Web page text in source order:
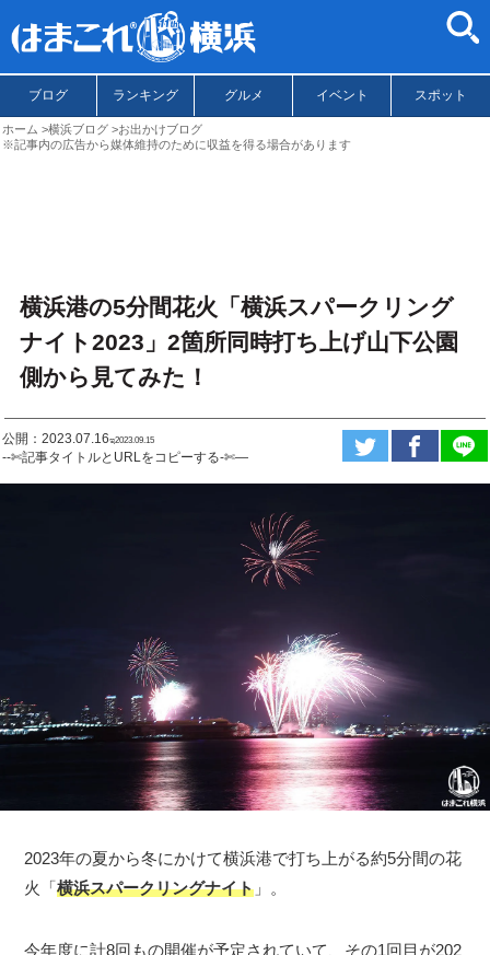
ブログ ランキング グルメ イベント スポット
ホーム 横浜ブログ
お出かけブログ
※記事内の広告から媒体維持のために収益を得る場合があります
横浜港の5分間花火「横浜スパークリング
ナイト2023」2箇所同時打ち上げ山下公園
側から見てみた！
公開：2023.07.16ಇ2023.09.15
--✄記事タイトルとURLをコピーする-✄—
2023年の夏から冬にかけて横浜港で打ち上がる約5分間の花
火「横浜スパークリングナイト 」。
今年度に計8回もの開催が予定されていて、その1回目が202